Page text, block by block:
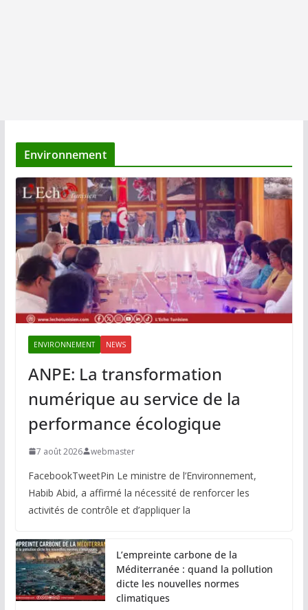
Environnement
ENVIRONNEMENT NEWS
ANPE: La transformation
numérique au service de la
performance écologique
7 août 2026 webmaster
FacebookTweetPin Le ministre de l’Environnement,
Habib Abid, a affirmé la nécessité de renforcer les
activités de contrôle et d’appliquer la
L’empreinte carbone de la
Méditerranée : quand la pollution
dicte les nouvelles normes
climatiques